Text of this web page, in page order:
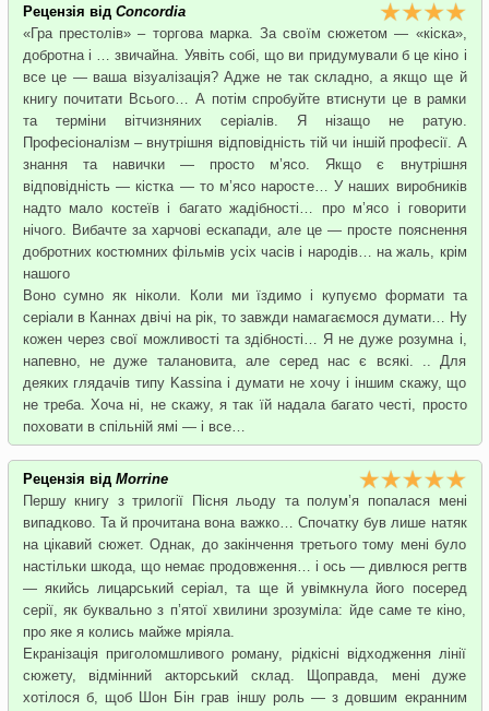
Рецензія від Concordia
«Гра престолів» – торгова марка. За своїм сюжетом — «кіска»,
добротна і … звичайна. Уявіть собі, що ви придумували б це кіно і
все це — ваша візуалізація? Адже не так складно, а якщо ще й
книгу почитати Всього… А потім спробуйте втиснути це в рамки
та терміни вітчизняних серіалів. Я нізащо не ратую.
Професіоналізм – внутрішня відповідність тій чи іншій професії. А
знання та навички — просто м’ясо. Якщо є внутрішня
відповідність — кістка — то м’ясо наросте… У наших виробників
надто мало костеїв і багато жадібності… про м’ясо і говорити
нічого. Вибачте за харчові ескапади, але це — просте пояснення
добротних костюмних фільмів усіх часів і народів… на жаль, крім
нашого
Воно сумно як ніколи. Коли ми їздимо і купуємо формати та
серіали в Каннах двічі на рік, то завжди намагаємося думати… Ну
кожен через свої можливості та здібності… Я не дуже розумна і,
напевно, не дуже талановита, але серед нас є всякі. .. Для
деяких глядачів типу Kassina і думати не хочу і іншим скажу, що
не треба. Хоча ні, не скажу, я так їй надала багато честі, просто
поховати в спільній ямі — і все…
Рецензія від Morrine
Першу книгу з трилогії Пісня льоду та полум’я попалася мені
випадково. Та й прочитана вона важко… Спочатку був лише натяк
на цікавий сюжет. Однак, до закінчення третього тому мені було
настільки шкода, що немає продовження… і ось — дивлюся регтв
— якийсь лицарський серіал, та ще й увімкнула його посеред
серії, як буквально з п’ятої хвилини зрозуміла: йде саме те кіно,
про яке я колись майже мріяла.
Екранізація приголомшливого роману, рідкісні відходження лінії
сюжету, відмінний акторський склад. Щоправда, мені дуже
хотілося б, щоб Шон Бін грав іншу роль — з довшим екранним